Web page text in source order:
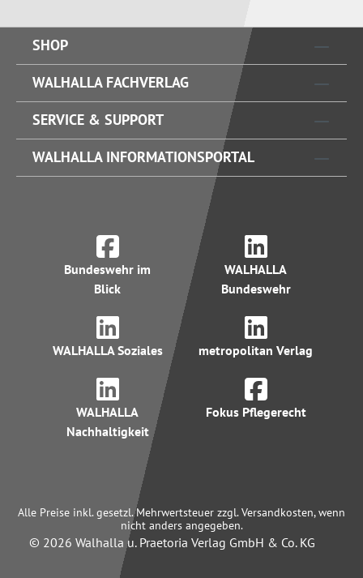
SHOP
WALHALLA FACHVERLAG
SERVICE & SUPPORT
WALHALLA INFORMATIONSPORTAL
Bundeswehr im
Blick
WALHALLA
Bundeswehr
WALHALLA Soziales metropolitan Verlag
WALHALLA
Nachhaltigkeit
Fokus Pflegerecht
Alle Preise inkl. gesetzl. Mehrwertsteuer zzgl. Versandkosten, wenn
nicht anders angegeben.
© 2026 Walhalla u. Praetoria Verlag GmbH & Co. KG